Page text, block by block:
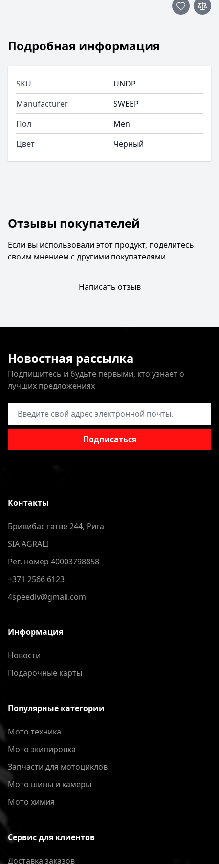
Подробная информация
SKU
UNDP
Manufacturer
SWEEP
Пол
Men
Цвет
Черный
Отзывы покупателей
Если вы использовали этот продукт, поделитесь
своим мнением с другими покупателями
Написать отзыв
Новостная рассылка
Подпишитесь и будьте первыми, кто узнает о
лучших предложениях
Адрес электронной почты
Подписаться
Контакты
Бривибас гатве 244, Рига
SIA AGRALI
Рег. номер 40003798858
+371 2566 6123
4speedlv@gmail.com
Информация
Новости
Подарочные карты
Популярные категории
Мото техника
Мото экипировка
Запчасти для мотоциклов
Мото шины и камеры
Мото химия
Сервис для клиентов
Доставка заказов